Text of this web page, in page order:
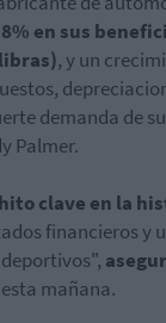
en sus
, y un
demanda de
Palmer.
hito clave en la
financieros y
mañana.